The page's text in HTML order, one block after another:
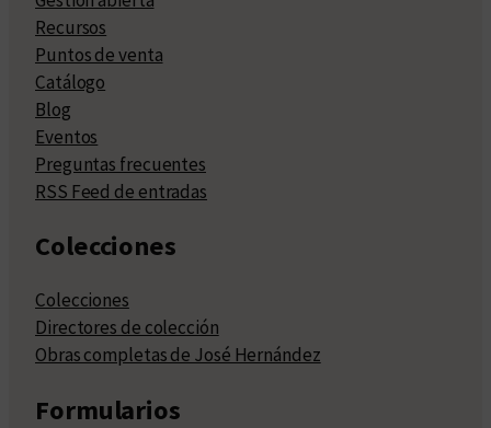
Recursos
Puntos de venta
Catálogo
Blog
Eventos
Preguntas frecuentes
RSS Feed de entradas
Colecciones
Colecciones
Directores de colección
Obras completas de José Hernández
Formularios